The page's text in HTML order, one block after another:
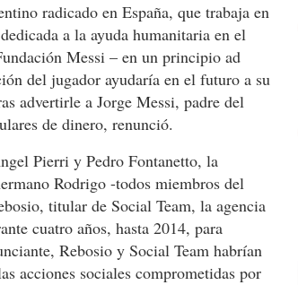
radicado en España, que trabaja en
dedicada a la ayuda humanitaria en el
Messi – en un principio ad
del jugador ayudaría en el futuro a su
advertirle a Jorge Messi, padre del
de dinero, renunció.
Pierri y Pedro Fontanetto, la
Rodrigo -todos miembros del
titular de Social Team, la agencia
cuatro años, hasta 2014, para
Rebosio y Social Team habrían
acciones sociales comprometidas por